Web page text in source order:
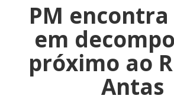
PM
em
próximo ao
Antas